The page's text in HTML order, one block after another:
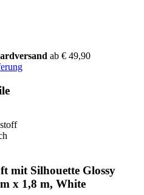
ab € 49,90
mit Silhouette Glossy
x 1,8 m, White